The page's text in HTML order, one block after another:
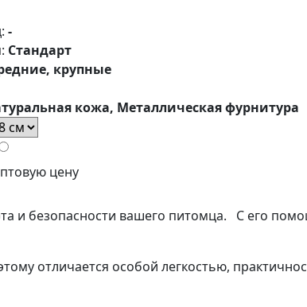
-
Стандарт
крупные
кожа, Металлическая фурнитура
цену
и безопасности вашего питомца. С его
отличается особой легкостью,